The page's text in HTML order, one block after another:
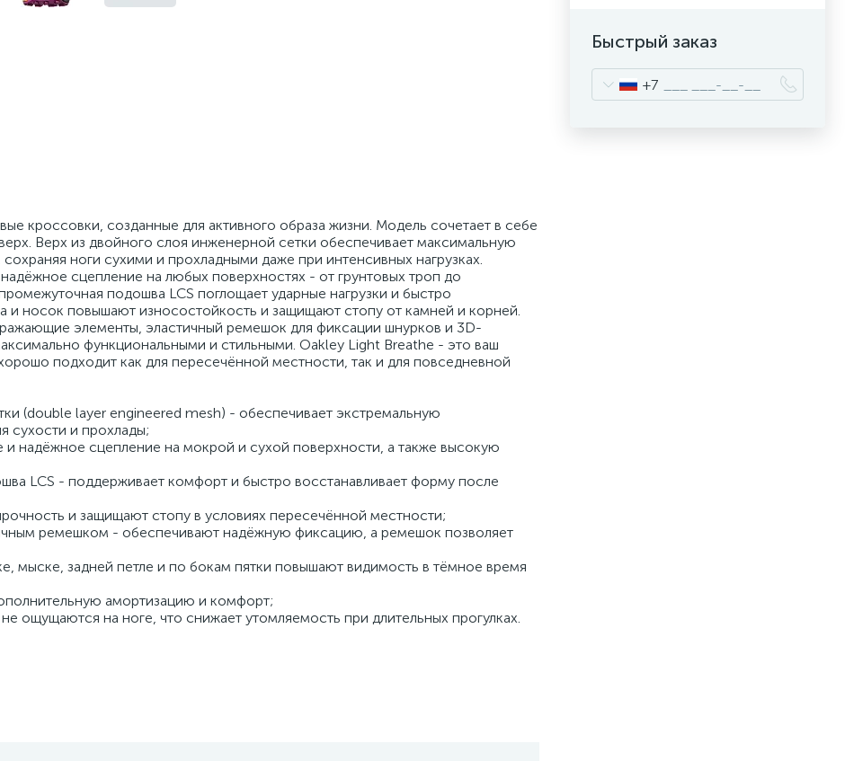
кроссовки, созданные для активного образа жизни. Модель сочетает в себе
Верх из двойного слоя инженерной сетки обеспечивает максимальную
ноги сухими и прохладными даже при интенсивных нагрузках.
сцепление на любых поверхностях - от грунтовых троп до
подошва LCS поглощает ударные нагрузки и быстро
и носок повышают износостойкость и защищают стопу от камней и корней.
элементы, эластичный ремешок для фиксации шнурков и 3D-
функциональными и стильными. Oakley Light Breathe - это ваш
подходит как для пересечённой местности, так и для повседневной
(double layer engineered mesh) - обеспечивает экстремальную
сухости и прохлады;
и надёжное сцепление на мокрой и сухой поверхности, а также высокую
LCS - поддерживает комфорт и быстро восстанавливает форму после
и защищают стопу в условиях пересечённой местности;
ремешком - обеспечивают надёжную фиксацию, а ремешок позволяет
мыске, задней петле и по бокам пятки повышают видимость в тёмное время
амортизацию и комфорт;
ощущаются на ноге, что снижает утомляемость при длительных прогулках.
Быстрый заказ
+7